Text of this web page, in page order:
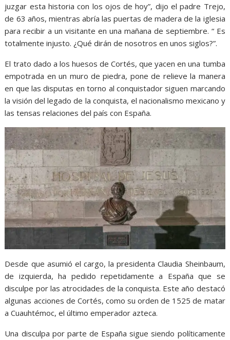
juzgar esta historia con los ojos de hoy”, dijo el padre Trejo,
de 63 años, mientras abría las puertas de madera de la iglesia
para recibir a un visitante en una mañana de septiembre. “ Es
totalmente injusto. ¿Qué dirán de nosotros en unos siglos?”.
El trato dado a los huesos de Cortés, que yacen en una tumba
empotrada en un muro de piedra, pone de relieve la manera
en que las disputas en torno al conquistador siguen marcando
la visión del legado de la conquista, el nacionalismo mexicano y
las tensas relaciones del país con España.
Desde que asumió el cargo, la presidenta Claudia Sheinbaum,
de izquierda, ha pedido repetidamente a España que se
disculpe por las atrocidades de la conquista. Este año destacó
algunas acciones de Cortés, como su orden de 1525 de matar
a Cuauhtémoc, el último emperador azteca.
Una disculpa por parte de España sigue siendo políticamente